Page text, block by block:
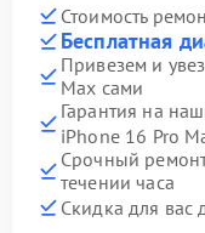
Стоимость
Бесплатная
Привезем и
Max сами
Гарантия на
iPhone 16 Pro
Срочный
течении часа
Скидка для вас